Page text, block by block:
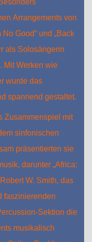
Arrangements von
Good“ und „Back
als Solosängerin
Mit Werken wie
wurde das
spannend gestaltet.
Zusammenspiel mit
sinfonischen
präsentierten sie
darunter „Africa:
W. Smith, das
faszinierenden
Sektion die
musikalisch